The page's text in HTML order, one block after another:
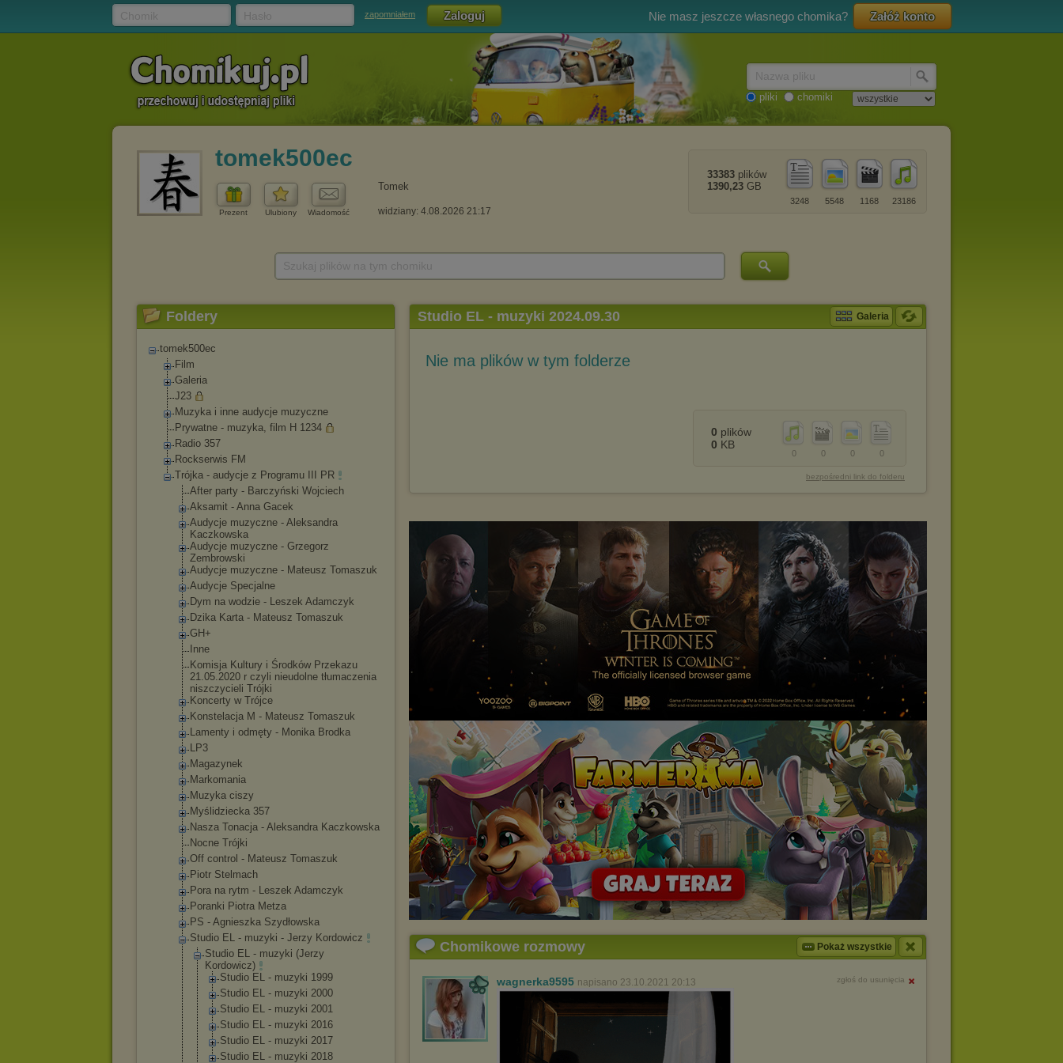
zapomniałem Nie masz jeszcze własnego chomika? Załóż konto
pliki chomiki
tomek500ec
Prezent Ulubiony Wiadomość
Tomek
widziany: 4.08.2026 21:17
23186
1168
5548
3248
33383 plików
1390,23 GB
Foldery
tomek500ec
Film
Galeria
J23
Muzyka i inne audycje muzyczne
Prywatne - muzyka, film H 1234
Radio 357
Rockserwis FM
Trójka - audycje z Programu III PR
After party - Barczyński Wojciech
Aksamit - Anna Gacek
Audycje muzyczne - Aleksandra
Kaczkowska
Audycje muzyczne - Grzegorz
Zembrowski
Audycje muzyczne - Mateusz Tomaszuk
Audycje Specjalne
Dym na wodzie - Leszek Adamczyk
Dzika Karta - Mateusz Tomaszuk
GH+
Inne
Komisja Kultury i Środków Przekazu
21.05.2020 r czyli nieudolne tłumaczenia
niszczycieli Trójki
Koncerty w Trójce
Konstelacja M - Mateusz Tomaszuk
Lamenty i odmęty - Monika Brodka
LP3
Magazynek
Markomania
Muzyka ciszy
Myślidziecka 357
Nasza Tonacja - Aleksandra Kaczkowska
Nocne Trójki
Off control - Mateusz Tomaszuk
Piotr Stelmach
Pora na rytm - Leszek Adamczyk
Poranki Piotra Metza
PS - Agnieszka Szydłowska
Studio EL - muzyki - Jerzy Kordowicz
Studio EL - muzyki (Jerzy
Kordowicz)
Studio EL - muzyki 1999
Studio EL - muzyki 2000
Studio EL - muzyki 2001
Studio EL - muzyki 2016
Studio EL - muzyki 2017
Studio EL - muzyki 2018
Studio EL - muzyki 2024.09.30 Galeria
Nie ma plików w tym folderze
0
0
0
0
0 plików
0 KB
bezpośredni link do folderu
Chomikowe rozmowy Pokaż wszystkie
wagnerka9595 napisano 23.10.2021 20:13 zgłoś do usunięcia